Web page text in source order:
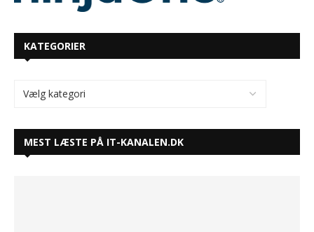
KATEGORIER
MEST LÆSTE PÅ IT-KANALEN.DK